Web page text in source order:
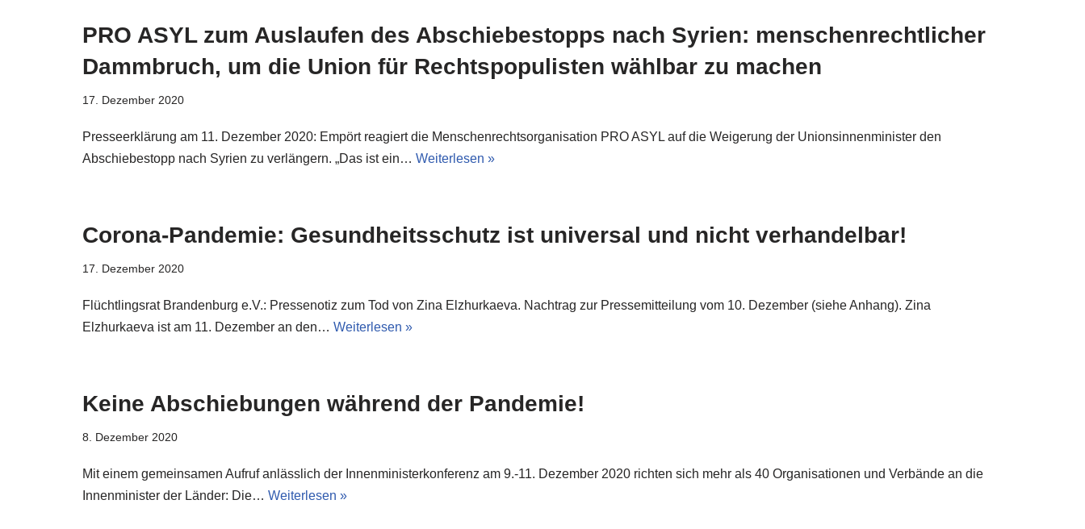
PRO ASYL zum Auslaufen des Abschiebestopps nach Syrien: menschenrechtlicher
Dammbruch, um die Union für Rechtspopulisten wählbar zu machen
17. Dezember 2020
Presseerklärung am 11. Dezember 2020: Empört reagiert die Menschenrechtsorganisation PRO ASYL auf die Weigerung der Unionsinnenminister den
Abschiebestopp nach Syrien zu verlängern. „Das ist ein… Weiterlesen »
Corona-Pandemie: Gesundheitsschutz ist universal und nicht verhandelbar!
17. Dezember 2020
Flüchtlingsrat Brandenburg e.V.: Pressenotiz zum Tod von Zina Elzhurkaeva. Nachtrag zur Pressemitteilung vom 10. Dezember (siehe Anhang). Zina
Elzhurkaeva ist am 11. Dezember an den… Weiterlesen »
Keine Abschiebungen während der Pandemie!
8. Dezember 2020
Mit einem gemeinsamen Aufruf anlässlich der Innenministerkonferenz am 9.-11. Dezember 2020 richten sich mehr als 40 Organisationen und Verbände an die
Innenminister der Länder: Die… Weiterlesen »